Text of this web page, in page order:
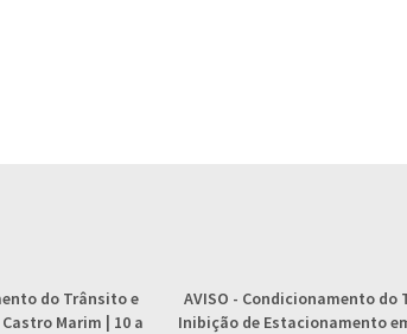
do Trânsito e
Marim | 10 a
AVISO - Condicionamento do
Inibição de Estacionamento